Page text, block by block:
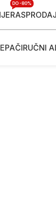
DO -80%
RUČNI
Ručni